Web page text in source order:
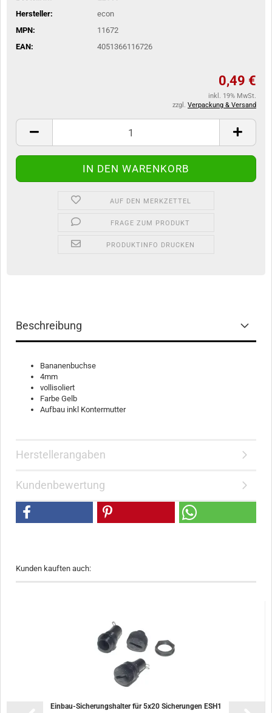
Hersteller:
econ
MPN:
11672
EAN:
4051366116726
0,49 €
inkl. 19% MwSt.
zzgl. Verpackung & Versand
AUF DEN MERKZETTEL
FRAGE ZUM PRODUKT
PRODUKTINFO DRUCKEN
Beschreibung
Bananenbuchse
4mm
vollisoliert
Farbe Gelb
Aufbau inkl Kontermutter
Herstellerangaben
Kundenbewertung
Kunden kauften auch:
Einbau-Sicherungshalter für 5x20 Sicherungen ESH1